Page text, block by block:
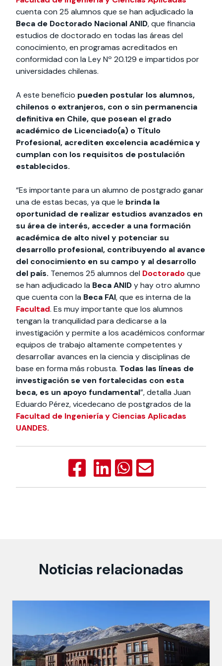
cuenta con 25 alumnos que se han adjudicado la
Beca de Doctorado Nacional ANID, que financia
estudios de doctorado en todas las áreas del
conocimiento, en programas acreditados en
conformidad con la Ley Nº 20.129 e impartidos por
universidades chilenas.
A este beneficio pueden postular los alumnos,
chilenos o extranjeros, con o sin permanencia
definitiva en Chile, que posean el grado
académico de Licenciado(a) o Título
Profesional, acrediten excelencia académica y
cumplan con los requisitos de postulación
establecidos.
“Es importante para un alumno de postgrado ganar
una de estas becas, ya que le brinda la
oportunidad de realizar estudios avanzados en
su área de interés, acceder a una formación
académica de alto nivel y potenciar su
desarrollo profesional, contribuyendo al avance
del conocimiento en su campo y al desarrollo
del país. Tenemos 25 alumnos del Doctoradoque
se han adjudicado la Beca ANIDy hay otro alumno
que cuenta con la Beca FAI, que es interna de la
Facultad. Es muy importante que los alumnos
tengan la tranquilidad para dedicarse a la
investigación y permite a los académicos conformar
equipos de trabajo altamente competentes y
desarrollar avances en la ciencia y disciplinas de
base en forma más robusta. Todas las líneas de
investigación se ven fortalecidas con esta
beca, es un apoyo fundamental”, detalla Juan
Eduardo Pérez, vicedecano de postgrados de la
Facultad de Ingeniería y Ciencias Aplicadas
UANDES.
Noticias relacionadas